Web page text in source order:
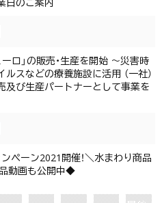
日のご案内
ロ」の販売・生産を開始 ～災害時
スなどの療養施設に活用 （一社）
及び生産パートナーとして事業を
ペーン2021開催！＼水まわり商品
動画も公開中◆